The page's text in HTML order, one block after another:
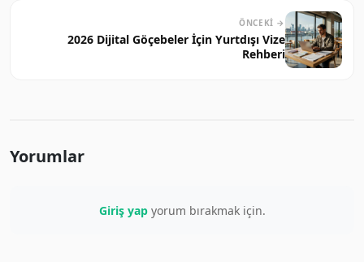
ÖNCEKI →
2026 Dijital Göçebeler İçin Yurtdışı Vize
Rehberi
Yorumlar
Giriş yapyorum bırakmak için.